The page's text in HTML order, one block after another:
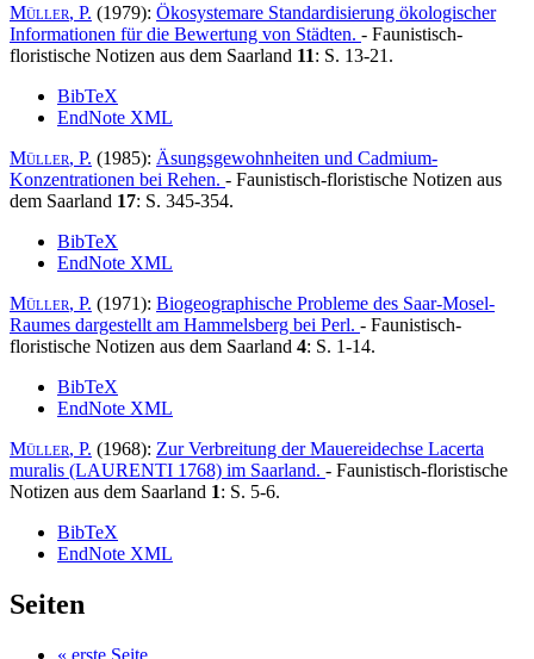
Müller, P. (1979): Ökosystemare Standardisierung ökologischer
Informationen für die Bewertung von Städten. - Faunistisch-
floristische Notizen aus dem Saarland 11: S. 13-21.
BibTeX
EndNote XML
Müller, P. (1985): Äsungsgewohnheiten und Cadmium-
Konzentrationen bei Rehen. - Faunistisch-floristische Notizen aus
dem Saarland 17: S. 345-354.
BibTeX
EndNote XML
Müller, P. (1971): Biogeographische Probleme des Saar-Mosel-
Raumes dargestellt am Hammelsberg bei Perl. - Faunistisch-
floristische Notizen aus dem Saarland 4: S. 1-14.
BibTeX
EndNote XML
Müller, P. (1968): Zur Verbreitung der Mauereidechse Lacerta
muralis (LAURENTI 1768) im Saarland. - Faunistisch-floristische
Notizen aus dem Saarland 1: S. 5-6.
BibTeX
EndNote XML
Seiten
« erste Seite